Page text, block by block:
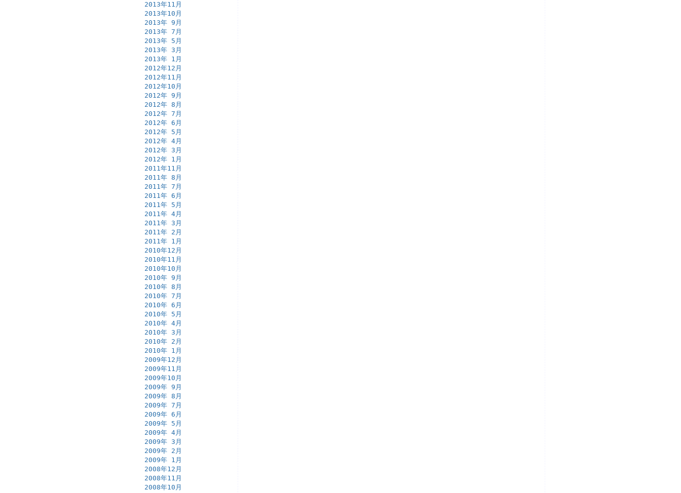
2013年11月
2013年10月
2013年 9月
2013年 7月
2013年 5月
2013年 3月
2013年 1月
2012年12月
2012年11月
2012年10月
2012年 9月
2012年 8月
2012年 7月
2012年 6月
2012年 5月
2012年 4月
2012年 3月
2012年 1月
2011年11月
2011年 8月
2011年 7月
2011年 6月
2011年 5月
2011年 4月
2011年 3月
2011年 2月
2011年 1月
2010年12月
2010年11月
2010年10月
2010年 9月
2010年 8月
2010年 7月
2010年 6月
2010年 5月
2010年 4月
2010年 3月
2010年 2月
2010年 1月
2009年12月
2009年11月
2009年10月
2009年 9月
2009年 8月
2009年 7月
2009年 6月
2009年 5月
2009年 4月
2009年 3月
2009年 2月
2009年 1月
2008年12月
2008年11月
2008年10月